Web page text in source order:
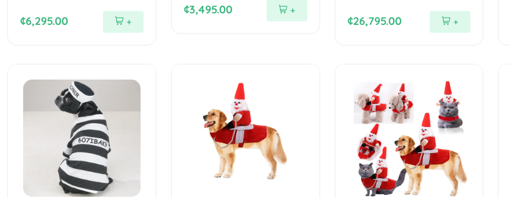
¢6,295.00 +
¢3,495.00 +
¢26,795.00 +